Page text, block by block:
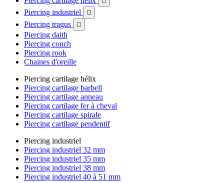
Piercing industriel 
Piercing tragus 
Piercing daith
Piercing conch
Piercing rook
Chaines d'oreille
Piercing cartilage hélix
Piercing cartilage barbell
Piercing cartilage anneau
Piercing cartilage fer à cheval
Piercing cartilage spirale
Piercing cartilage pendentif
Piercing industriel
Piercing industriel 32 mm
Piercing industriel 35 mm
Piercing industriel 38 mm
Piercing industriel 40 à 51 mm